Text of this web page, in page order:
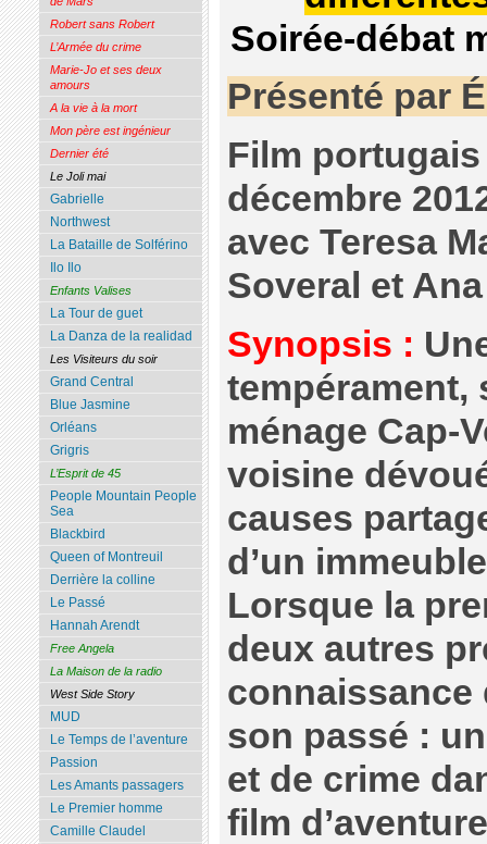
Soirée-débat
Présenté par
Film portugais
décembre
avec Teresa
Soveral et
Synopsis :
tempérament,
ménage Cap-
voisine
causes
d’un
Lorsque la
deux autres
connaissance
son passé :
et de crime
film
Robert sans Robert
L’Armée du crime
Marie-Jo et ses deux
amours
A la vie à la mort
Mon père est ingénieur
Dernier été
Le Joli mai
Gabrielle
Northwest
La Bataille de Solférino
Ilo Ilo
Enfants Valises
La Tour de guet
La Danza de la realidad
Les Visiteurs du soir
Grand Central
Blue Jasmine
Orléans
Grigris
L’Esprit de 45
People Mountain People
Sea
Blackbird
Queen of Montreuil
Derrière la colline
Le Passé
Hannah Arendt
Free Angela
La Maison de la radio
West Side Story
MUD
Le Temps de l’aventure
Passion
Les Amants passagers
Le Premier homme
Camille Claudel